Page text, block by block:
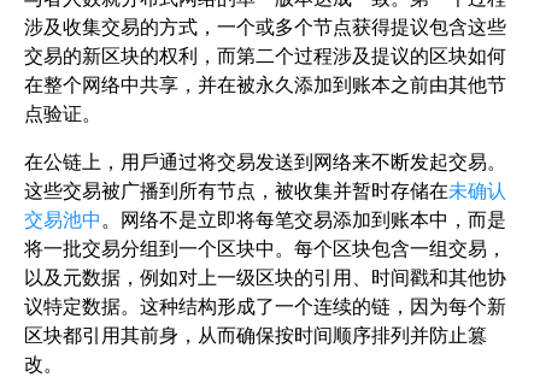
涉及收集交易的方式，一个或多个节点获得提议包含这些
交易的新区块的权利，而第二个过程涉及提议的区块如何
在整个网络中共享，并在被永久添加到账本之前由其他节
点验证。
在公链上，用戶通过将交易发送到网络来不断发起交易。
这些交易被广播到所有节点，被收集并暂时存储在未确认
交易池中。网络不是立即将每笔交易添加到账本中，而是
将一批交易分组到一个区块中。每个区块包含一组交易，
以及元数据，例如对上一级区块的引用、时间戳和其他协
议特定数据。这种结构形成了一个连续的链，因为每个新
区块都引用其前身，从而确保按时间顺序排列并防止篡
改。